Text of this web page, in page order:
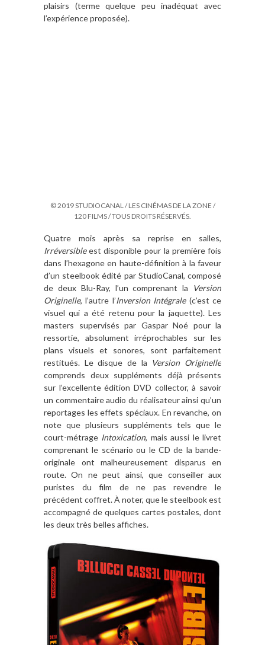
plaisirs (terme quelque peu inadéquat avec
l’expérience proposée).
© 2019 STUDIOCANAL / LES CINÉMAS DE LA ZONE /
120 FILMS / TOUS DROITS RÉSERVÉS.
Quatre mois après sa reprise en salles,
Irréversibleest disponible pour la première fois
dans l’hexagone en haute-définition à la faveur
d’un steelbook édité par StudioCanal, composé
de deux Blu-Ray, l’un comprenant la
Version
Originelle, l’autre l’Inversion Intégrale(c’est ce
visuel qui a été retenu pour la jaquette). Les
masters supervisés par Gaspar Noé pour la
ressortie, absolument irréprochables sur les
plans visuels et sonores, sont parfaitement
restitués. Le disque de la Version Originelle
comprends deux suppléments déjà présents
sur l’excellente édition DVD collector, à savoir
un commentaire audio du réalisateur ainsi qu’un
reportages les effets spéciaux. En revanche, on
note que plusieurs suppléments tels que le
court-métrage Intoxication, mais aussi le livret
comprenant le scénario ou le CD de la bande-
originale ont malheureusement disparus en
route. On ne peut ainsi, que conseiller aux
puristes du film de ne pas revendre le
précédent coffret. À noter, que le steelbook est
accompagné de quelques cartes postales, dont
les deux très belles affiches.